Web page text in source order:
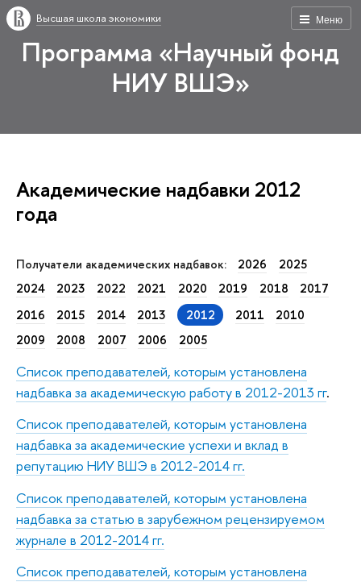
Меню
Высшая школа экономики
Программа «Научный фонд
НИУ ВШЭ»
Академические надбавки 2012
года
Получатели академических надбавок: 2026
2025
2024
2023 2022 2021 2020 2019 2018
2017
2016
2015 2014 2013 2012 2011
2010
2009
2008 2007 2006 2005
Список преподавателей, которым установлена
надбавка за академическую работу в 2012-2013 гг.
Список преподавателей, которым установлена
надбавка за академические успехи и вклад в
репутацию НИУ ВШЭ в 2012-2014 гг.
Список преподавателей, которым установлена
надбавка за статью в зарубежном рецензируемом
журнале в 2012-2014 гг.
Список преподавателей, которым установлена